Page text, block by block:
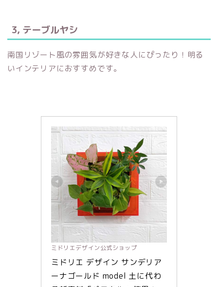
3, テーブルヤシ
南国リゾート風の雰囲気が好きな人にぴったり！明る
いインテリアにおすすめです。
ミドリエデザイン公式ショップ
ミドリエ デザイン サンデリア
ーナゴールド model 土に代わ